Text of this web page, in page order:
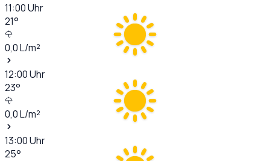
11:00Uhr
21°
0,0L/m²
12:00Uhr
23°
0,0L/m²
13:00Uhr
25°